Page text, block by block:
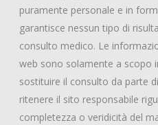
puramente personale e in
garantisce nessun tipo di
consulto medico. Le
web sono solamente a scopo
sostituire il consulto da parte
ritenere il sito responsabile
completezza o veridicità del